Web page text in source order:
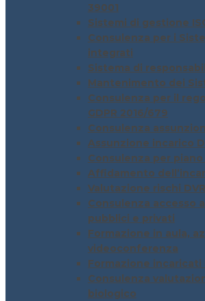
39001
Sistemi di gestione
Consulenza per i
integrati
Sistema di
Mantenimento dei
Consulenza per il
GDPR 2016/679
Consulenza
Assunzione incarico
Consulenza per piano
Affidamento
Valutazione rischi DVR
Consulenza accesso
pubblici e privati
Formazione in aula,
videoconferenza
Formazione
Consulenza
biologico